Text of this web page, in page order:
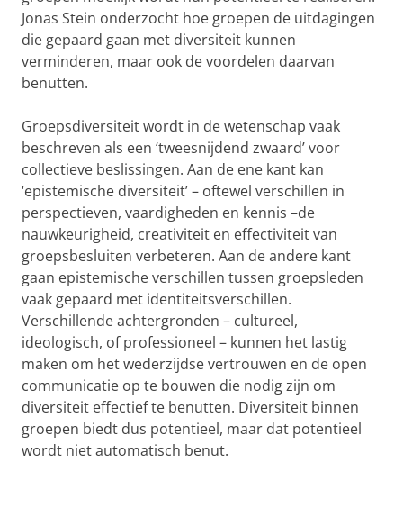
Jonas Stein onderzocht hoe groepen de uitdagingen
die gepaard gaan met diversiteit kunnen
verminderen, maar ook de voordelen daarvan
benutten.
Groepsdiversiteit wordt in de wetenschap vaak
beschreven als een ‘tweesnijdend zwaard’ voor
collectieve beslissingen. Aan de ene kant kan
‘epistemische diversiteit’ – oftewel verschillen in
perspectieven, vaardigheden en kennis –de
nauwkeurigheid, creativiteit en effectiviteit van
groepsbesluiten verbeteren. Aan de andere kant
gaan epistemische verschillen tussen groepsleden
vaak gepaard met identiteitsverschillen.
Verschillende achtergronden – cultureel,
ideologisch, of professioneel – kunnen het lastig
maken om het wederzijdse vertrouwen en de open
communicatie op te bouwen die nodig zijn om
diversiteit effectief te benutten. Diversiteit binnen
groepen biedt dus potentieel, maar dat potentieel
wordt niet automatisch benut.